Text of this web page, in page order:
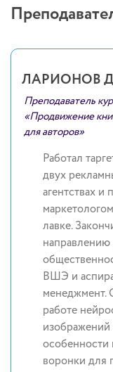
ЛАРИОНОВ
Преподаватель
«Продвижение
для авторов»
Работал
двух
агентствах и
лавке.
направлению
ВШЭ и
менеджмент.
работе
изображений
особенности
воронки для